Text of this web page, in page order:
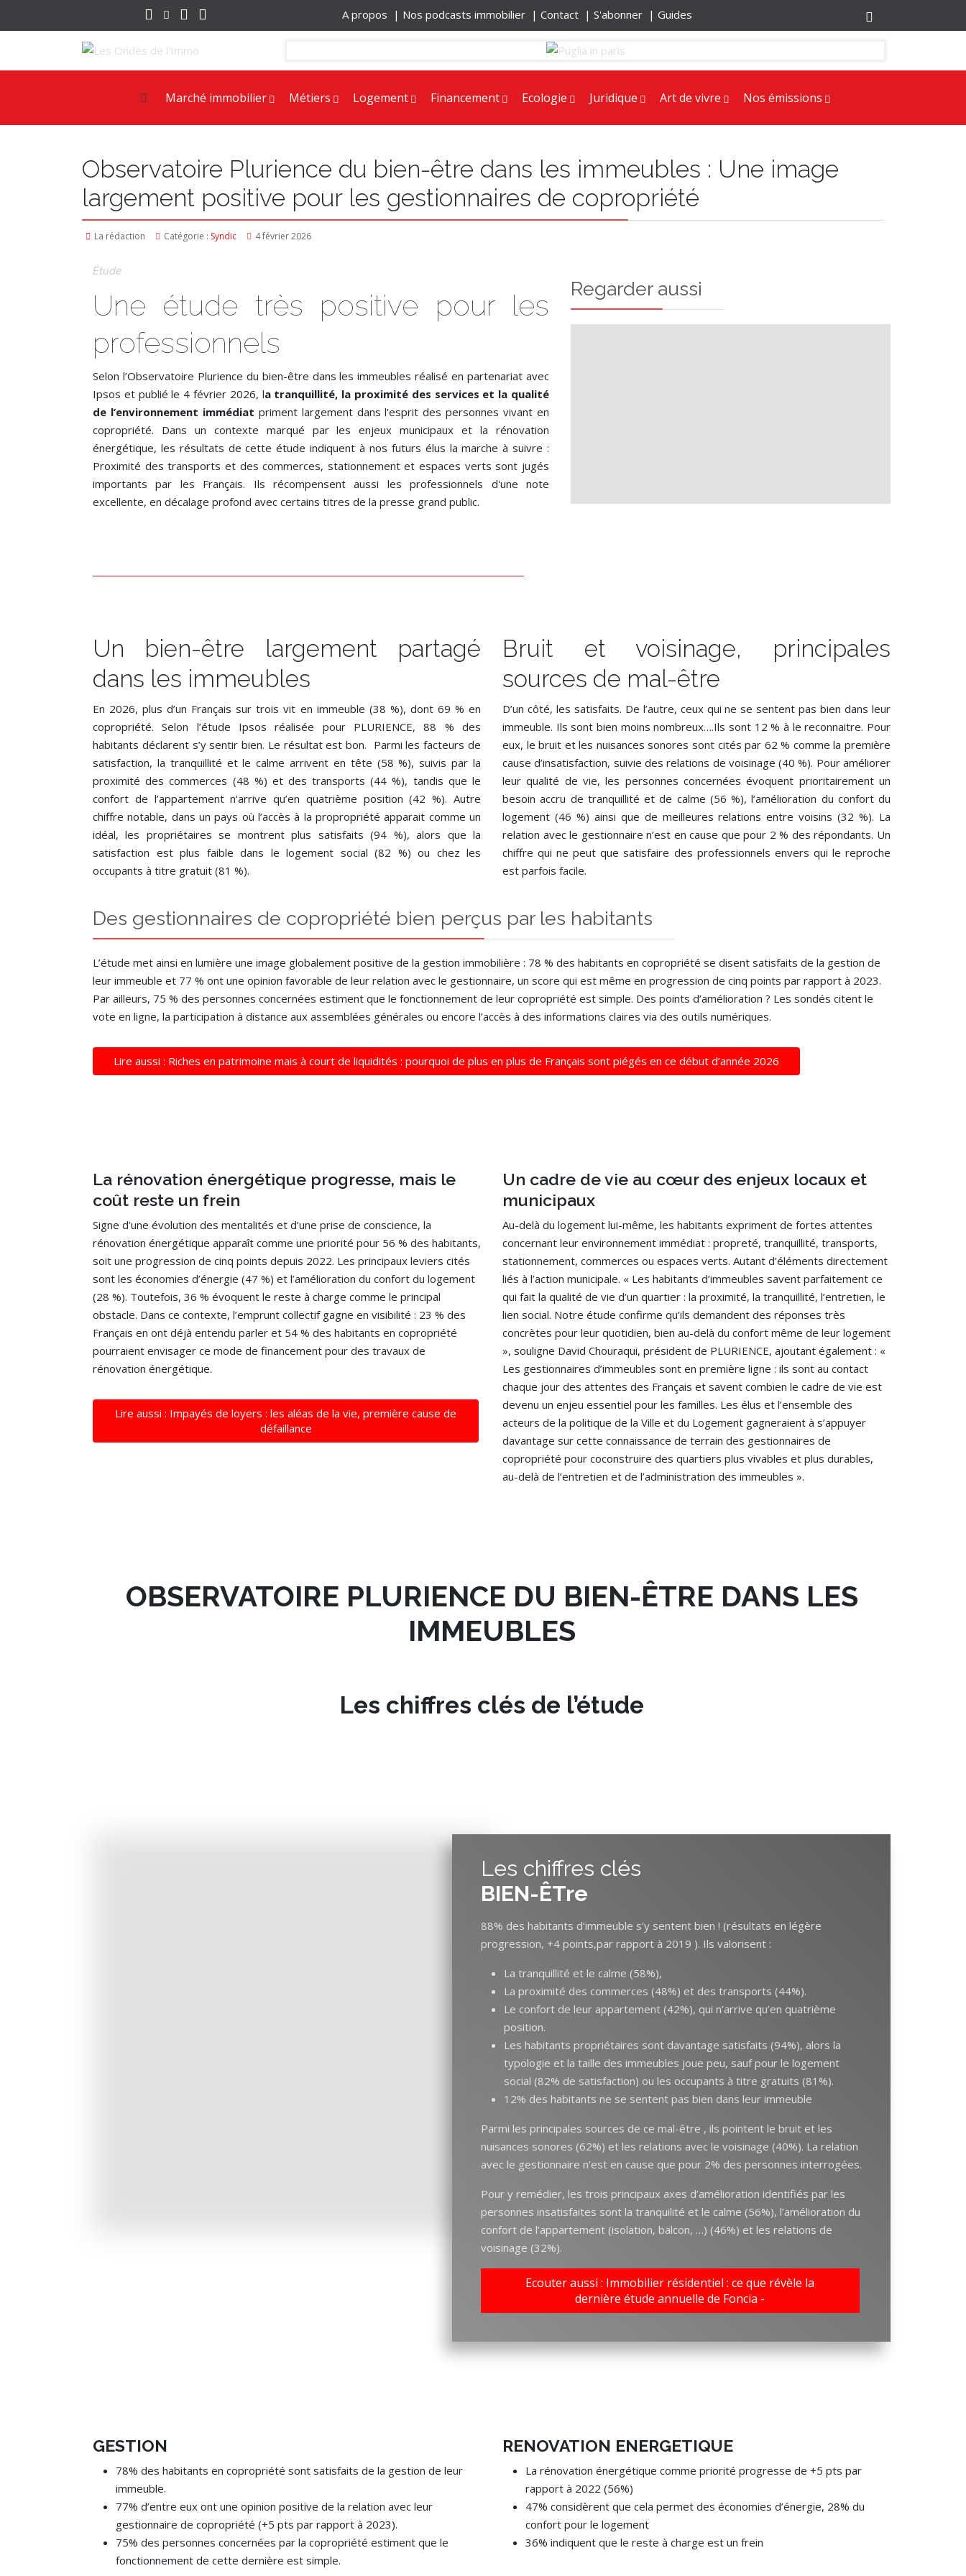
A propos | Nos podcasts immobilier | Contact | S'abonner | Guides
Marché immobilier Métiers Logement Financement Ecologie Juridique Art de vivre Nos émissions
Observatoire Plurience du bien-être dans les immeubles : Une image
largement positive pour les gestionnaires de copropriété
La rédaction Catégorie : Syndic 4 février 2026
Étude
Une étude très positive pour les
professionnels
Selon l’Observatoire Plurience du bien-être dans les immeubles réalisé en partenariat avec
Ipsos et publié le 4 février 2026, la tranquillité, la proximité des services et la qualité
de l’environnement immédiat priment largement dans l'esprit des personnes vivant en
copropriété. Dans un contexte marqué par les enjeux municipaux et la rénovation
énergétique, les résultats de cette étude indiquent à nos futurs élus la marche à suivre :
Proximité des transports et des commerces, stationnement et espaces verts sont jugés
importants par les Français. Ils récompensent aussi les professionnels d'une note
excellente, en décalage profond avec certains titres de la presse grand public.
Regarder aussi
Un bien-être largement partagé
dans les immeubles
En 2026, plus d’un Français sur trois vit en immeuble (38 %), dont 69 % en
copropriété. Selon l’étude Ipsos réalisée pour PLURIENCE, 88 % des
habitants déclarent s’y sentir bien. Le résultat est bon. Parmi les facteurs de
satisfaction, la tranquillité et le calme arrivent en tête (58 %), suivis par la
proximité des commerces (48 %) et des transports (44 %), tandis que le
confort de l’appartement n’arrive qu’en quatrième position (42 %). Autre
chiffre notable, dans un pays où l’accès à la propropriété apparait comme un
idéal, les propriétaires se montrent plus satisfaits (94 %), alors que la
satisfaction est plus faible dans le logement social (82 %) ou chez les
occupants à titre gratuit (81 %).
Bruit et voisinage, principales
sources de mal-être
D’un côté, les satisfaits. De l’autre, ceux qui ne se sentent pas bien dans leur
immeuble. Ils sont bien moins nombreux….Ils sont 12 % à le reconnaitre. Pour
eux, le bruit et les nuisances sonores sont cités par 62 % comme la première
cause d’insatisfaction, suivie des relations de voisinage (40 %). Pour améliorer
leur qualité de vie, les personnes concernées évoquent prioritairement un
besoin accru de tranquillité et de calme (56 %), l’amélioration du confort du
logement (46 %) ainsi que de meilleures relations entre voisins (32 %). La
relation avec le gestionnaire n’est en cause que pour 2 % des répondants. Un
chiffre qui ne peut que satisfaire des professionnels envers qui le reproche
est parfois facile.
Des gestionnaires de copropriété bien perçus par les habitants
L’étude met ainsi en lumière une image globalement positive de la gestion immobilière : 78 % des habitants en copropriété se disent satisfaits de la gestion de
leur immeuble et 77 % ont une opinion favorable de leur relation avec le gestionnaire, un score qui est même en progression de cinq points par rapport à 2023.
Par ailleurs, 75 % des personnes concernées estiment que le fonctionnement de leur copropriété est simple. Des points d’amélioration ? Les sondés citent le
vote en ligne, la participation à distance aux assemblées générales ou encore l’accès à des informations claires via des outils numériques.
Lire aussi : Riches en patrimoine mais à court de liquidités : pourquoi de plus en plus de Français sont piégés en ce début d’année 2026
La rénovation énergétique progresse, mais le
coût reste un frein
Signe d’une évolution des mentalités et d’une prise de conscience, la
rénovation énergétique apparaît comme une priorité pour 56 % des habitants,
soit une progression de cinq points depuis 2022. Les principaux leviers cités
sont les économies d’énergie (47 %) et l’amélioration du confort du logement
(28 %). Toutefois, 36 % évoquent le reste à charge comme le principal
obstacle. Dans ce contexte, l’emprunt collectif gagne en visibilité : 23 % des
Français en ont déjà entendu parler et 54 % des habitants en copropriété
pourraient envisager ce mode de financement pour des travaux de
rénovation énergétique.
Lire aussi : Impayés de loyers : les aléas de la vie, première cause de
défaillance
Un cadre de vie au cœur des enjeux locaux et
municipaux
Au-delà du logement lui-même, les habitants expriment de fortes attentes
concernant leur environnement immédiat : propreté, tranquillité, transports,
stationnement, commerces ou espaces verts. Autant d’éléments directement
liés à l’action municipale. « Les habitants d’immeubles savent parfaitement ce
qui fait la qualité de vie d’un quartier : la proximité, la tranquillité, l’entretien, le
lien social. Notre étude confirme qu’ils demandent des réponses très
concrètes pour leur quotidien, bien au-delà du confort même de leur logement
», souligne David Chouraqui, président de PLURIENCE, ajoutant également : «
Les gestionnaires d’immeubles sont en première ligne : ils sont au contact
chaque jour des attentes des Français et savent combien le cadre de vie est
devenu un enjeu essentiel pour les familles. Les élus et l’ensemble des
acteurs de la politique de la Ville et du Logement gagneraient à s’appuyer
davantage sur cette connaissance de terrain des gestionnaires de
copropriété pour coconstruire des quartiers plus vivables et plus durables,
au-delà de l’entretien et de l’administration des immeubles ».
OBSERVATOIRE PLURIENCE DU BIEN-ÊTRE DANS LES
IMMEUBLES
Les chiffres clés de l’étude
Les chiffres clés
BIEN-ÊTre
88% des habitants d’immeuble s’y sentent bien ! (résultats en légère
progression, +4 points,par rapport à 2019 ). Ils valorisent :
La tranquillité et le calme (58%),
La proximité des commerces (48%) et des transports (44%).
Le confort de leur appartement (42%), qui n’arrive qu’en quatrième
position.
Les habitants propriétaires sont davantage satisfaits (94%), alors la
typologie et la taille des immeubles joue peu, sauf pour le logement
social (82% de satisfaction) ou les occupants à titre gratuits (81%).
12% des habitants ne se sentent pas bien dans leur immeuble
Parmi les principales sources de ce mal-être , ils pointent le bruit et les
nuisances sonores (62%) et les relations avec le voisinage (40%). La relation
avec le gestionnaire n’est en cause que pour 2% des personnes interrogées.
Pour y remédier, les trois principaux axes d’amélioration identifiés par les
personnes insatisfaites sont la tranquilité et le calme (56%), l’amélioration du
confort de l’appartement (isolation, balcon, …) (46%) et les relations de
voisinage (32%).
Ecouter aussi : Immobilier résidentiel : ce que révèle la
dernière étude annuelle de Foncia -
GESTION
78% des habitants en copropriété sont satisfaits de la gestion de leur
immeuble.
77% d’entre eux ont une opinion positive de la relation avec leur
gestionnaire de copropriété (+5 pts par rapport à 2023).
75% des personnes concernées par la copropriété estiment que le
fonctionnement de cette dernière est simple.
RENOVATION ENERGETIQUE
La rénovation énergétique comme priorité progresse de +5 pts par
rapport à 2022 (56%)
47% considèrent que cela permet des économies d’énergie, 28% du
confort pour le logement
36% indiquent que le reste à charge est un frein